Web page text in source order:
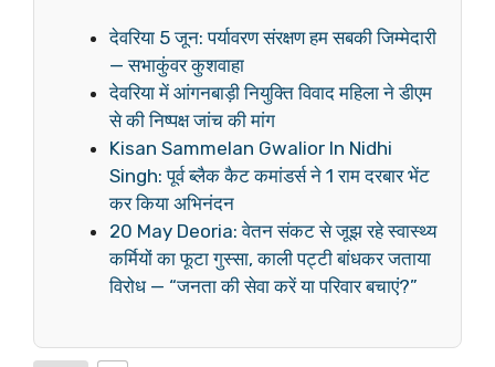
देवरिया 5 जून: पर्यावरण संरक्षण हम सबकी जिम्मेदारी
— सभाकुंवर कुशवाहा
देवरिया में आंगनबाड़ी नियुक्ति विवाद महिला ने डीएम
से की निष्पक्ष जांच की मांग
Kisan Sammelan Gwalior In Nidhi
Singh: पूर्व ब्लैक कैट कमांडर्स ने 1 राम दरबार भेंट
कर किया अभिनंदन
20 May Deoria: वेतन संकट से जूझ रहे स्वास्थ्य
कर्मियों का फूटा गुस्सा, काली पट्टी बांधकर जताया
विरोध — “जनता की सेवा करें या परिवार बचाएं?”